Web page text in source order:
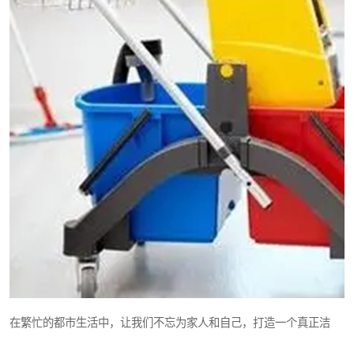
在繁忙的都市生活中，让我们不忘为家人和自己，打造一个真正洁